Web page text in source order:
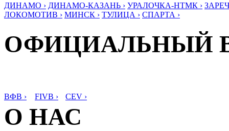
ДИНАМО › ДИНАМО-КАЗАНЬ › УРАЛОЧКА-НТМК ›
ЛОКОМОТИВ › МИНСК › ТУЛИЦА › СПАРТА ›
ОФИЦИАЛЬНЫЙ
ВФВ › FIVB › CEV ›
О НАС